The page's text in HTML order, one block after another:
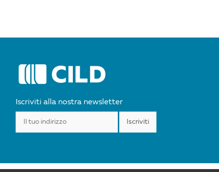
Iscriviti alla nostra newsletter